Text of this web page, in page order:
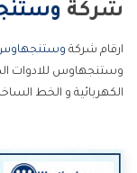
شركة
ارقام شركة
وستنجهاوس للادوات
الكهربائية و الخط